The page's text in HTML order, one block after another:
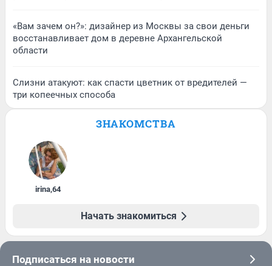
«Вам зачем он?»: дизайнер из Москвы за свои деньги
восстанавливает дом в деревне Архангельской
области
Слизни атакуют: как спасти цветник от вредителей —
три копеечных способа
ЗНАКОМСТВА
irina,64
Начать знакомиться
Подписаться на новости